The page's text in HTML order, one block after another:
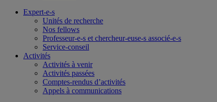
Expert-e-s
Unités de recherche
Nos fellows
Professeur-e-s et chercheur-euse-s associé-e-s
Service-conseil
Activités
Activités à venir
Activités passées
Comptes-rendus d’activités
Appels à communications